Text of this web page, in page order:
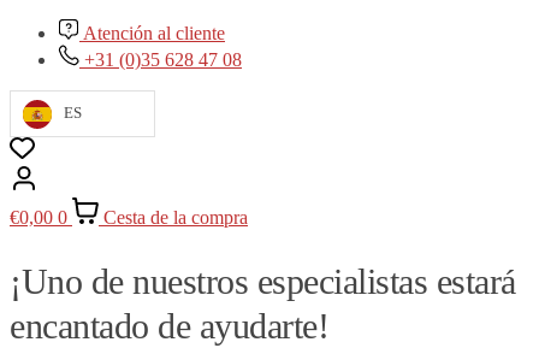
Atención al cliente
+31 (0)35 628 47 08
ES
€0,00 0 Cesta de la compra
¡Uno de nuestros especialistas estará
encantado de ayudarte!